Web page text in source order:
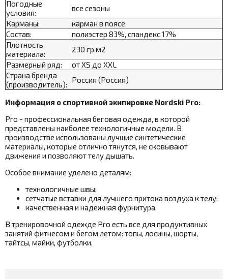
Погодные
условия:
все сезоны
Карманы:
карман в поясе
Состав:
полиэстер 83%, спандекс 17%
Плотность
материала:
230 гр.м2
Размерный ряд:
от XS до XXL
Страна бренда
(производитель):
Россия (Россия)
Информация о спортивной экипировке Nordski Pro:
Pro - профессиональная беговая одежда, в которой
представлены наиболее технологичные модели. В
производстве использованы лучшие синтетические
материалы, которые отлично тянутся, не сковывают
движения и позволяют телу дышать.
Особое внимание уделено деталям:
технологичные швы;
сетчатые вставки для лучшего притока воздуха к телу;
качественная и надежная фурнитура.
В тренировочной одежде Pro есть все для продуктивных
занятий фитнесом и бегом летом: топы, лосины, шорты,
тайтсы, майки, футболки.